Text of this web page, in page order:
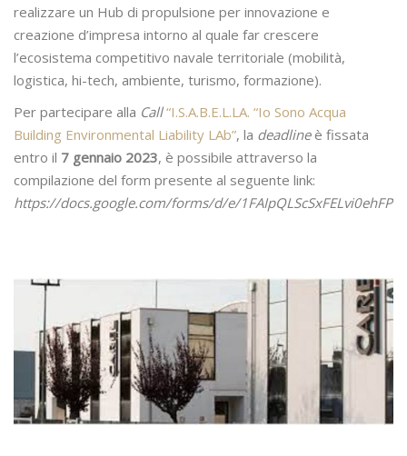
realizzare un Hub di propulsione per innovazione e
creazione d’impresa intorno al quale far crescere
l’ecosistema competitivo navale territoriale (mobilità,
logistica, hi-tech, ambiente, turismo, formazione).
Per partecipare alla Call “I.S.A.B.E.L.LA. “Io Sono Acqua
Building Environmental Liability LAb”, la deadlineè fissata
entro il 7 gennaio 2023, è possibile attraverso la
compilazione del form presente al seguente link:
https://docs.google.com/forms/d/e/